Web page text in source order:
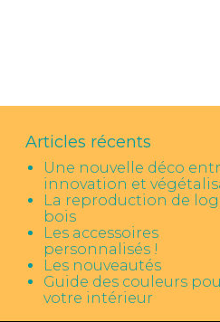
Articles récents
Une nouvelle déco
innovation et
La reproduction de
bois
Les accessoires
personnalisés !
Les nouveautés
Guide des couleurs
votre intérieur